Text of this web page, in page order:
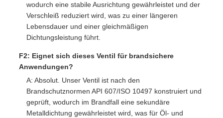
wodurch eine stabile Ausrichtung gewährleistet und der
Verschleiß reduziert wird, was zu einer längeren
Lebensdauer und einer gleichmäßigen
Dichtungsleistung führt.
F2: Eignet sich dieses Ventil für brandsichere
Anwendungen?
A: Absolut. Unser Ventil ist nach den
Brandschutznormen API 607/ISO 10497 konstruiert und
geprüft, wodurch im Brandfall eine sekundäre
Metalldichtung gewährleistet wird, was für Öl- und